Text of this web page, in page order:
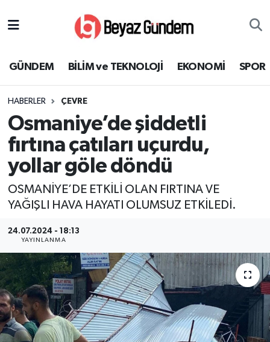
GÜNDEM BİLİM ve TEKNOLOJİ EKONOMİ SPOR
HABERLER ÇEVRE
Osmaniye’de şiddetli
fırtına çatıları uçurdu,
yollar göle döndü
OSMANİYE’DE ETKİLİ OLAN FIRTINA VE
YAĞIŞLI HAVA HAYATI OLUMSUZ ETKİLEDİ.
24.07.2024 - 18:13
YAYINLANMA
EKONOMİ
SPOR
SAĞLIK
EĞİTİM
KÜLTÜR SANAT
MAGAZİN
YEREL
Süper Lig Puan Durumu ve Fikstür
Tüm Manşetler
Son Dakika Haberleri
Haber Arşivi